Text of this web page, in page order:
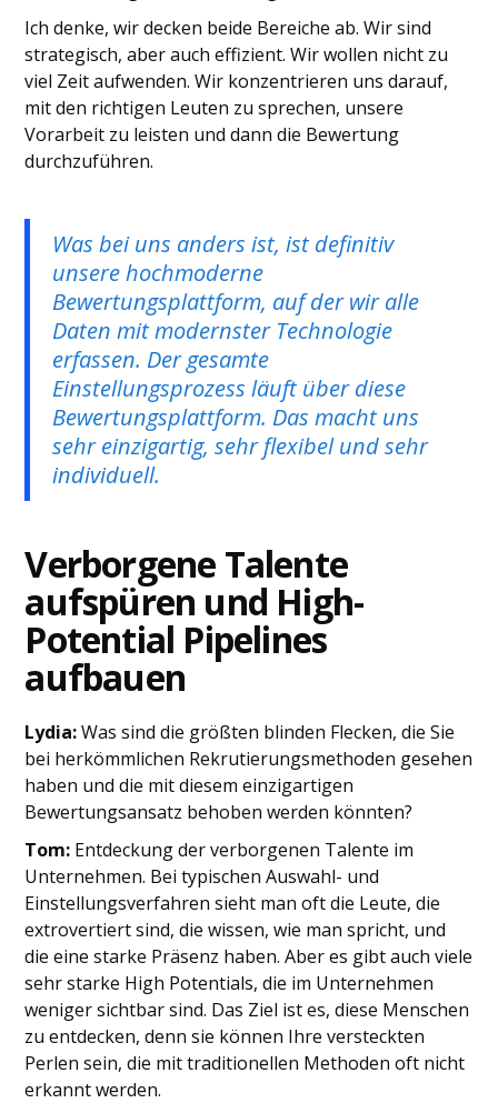
Ich denke, wir decken beide Bereiche ab. Wir sind
strategisch, aber auch effizient. Wir wollen nicht zu
viel Zeit aufwenden. Wir konzentrieren uns darauf,
mit den richtigen Leuten zu sprechen, unsere
Vorarbeit zu leisten und dann die Bewertung
durchzuführen.
Was bei uns anders ist, ist definitiv
unsere hochmoderne
Bewertungsplattform, auf der wir alle
Daten mit modernster Technologie
erfassen. Der gesamte
Einstellungsprozess läuft über diese
Bewertungsplattform. Das macht uns
sehr einzigartig, sehr flexibel und sehr
individuell.
Verborgene Talente
aufspüren und High-
Potential Pipelines
aufbauen
Lydia:Was sind die größten blinden Flecken, die Sie
bei herkömmlichen Rekrutierungsmethoden gesehen
haben und die mit diesem einzigartigen
Bewertungsansatz behoben werden könnten?
Tom: Entdeckung der verborgenen Talente im
Unternehmen. Bei typischen Auswahl- und
Einstellungsverfahren sieht man oft die Leute, die
extrovertiert sind, die wissen, wie man spricht, und
die eine starke Präsenz haben. Aber es gibt auch viele
sehr starke High Potentials, die im Unternehmen
weniger sichtbar sind. Das Ziel ist es, diese Menschen
zu entdecken, denn sie können Ihre versteckten
Perlen sein, die mit traditionellen Methoden oft nicht
erkannt werden.